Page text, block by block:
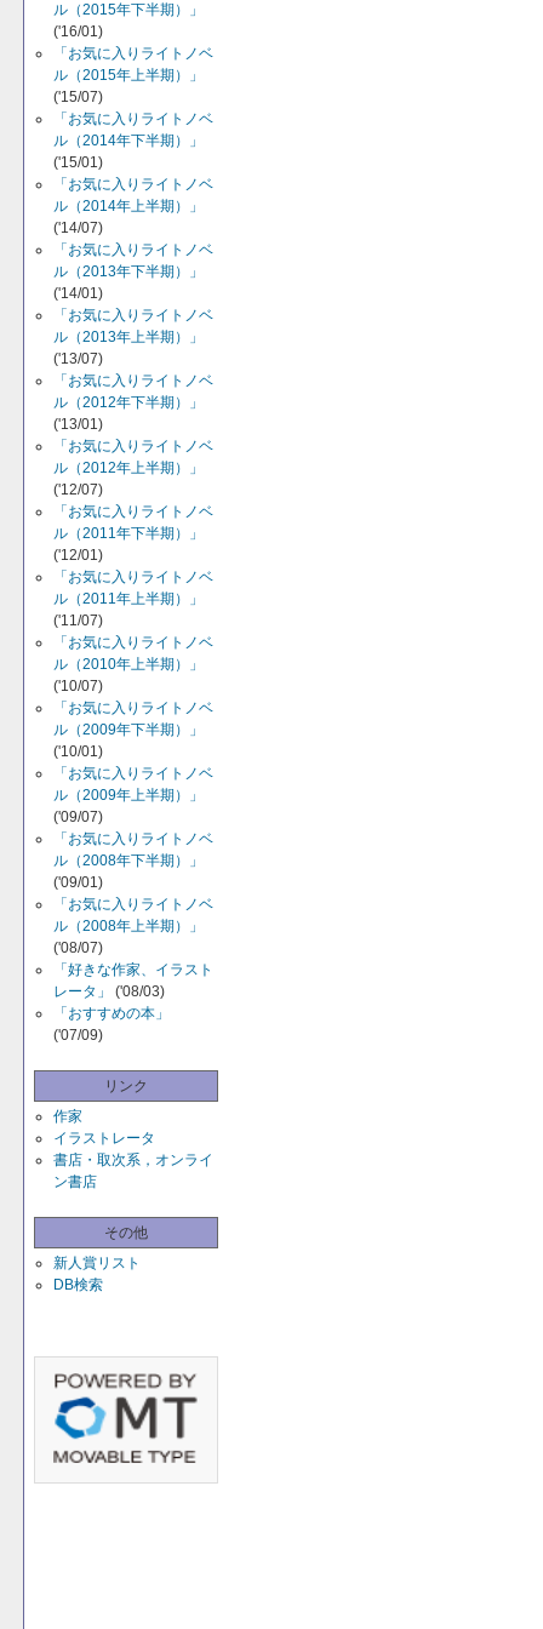
ル（2015年下半期）」
('16/01)
「お気に入りライトノベ
ル（2015年上半期）」
('15/07)
「お気に入りライトノベ
ル（2014年下半期）」
('15/01)
「お気に入りライトノベ
ル（2014年上半期）」
('14/07)
「お気に入りライトノベ
ル（2013年下半期）」
('14/01)
「お気に入りライトノベ
ル（2013年上半期）」
('13/07)
「お気に入りライトノベ
ル（2012年下半期）」
('13/01)
「お気に入りライトノベ
ル（2012年上半期）」
('12/07)
「お気に入りライトノベ
ル（2011年下半期）」
('12/01)
「お気に入りライトノベ
ル（2011年上半期）」
('11/07)
「お気に入りライトノベ
ル（2010年上半期）」
('10/07)
「お気に入りライトノベ
ル（2009年下半期）」
('10/01)
「お気に入りライトノベ
ル（2009年上半期）」
('09/07)
「お気に入りライトノベ
ル（2008年下半期）」
('09/01)
「お気に入りライトノベ
ル（2008年上半期）」
('08/07)
「好きな作家、イラスト
レータ」
('08/03)
「おすすめの本」
('07/09)
リンク
作家
イラストレータ
書店・取次系，オンライ
ン書店
その他
新人賞リスト
DB検索